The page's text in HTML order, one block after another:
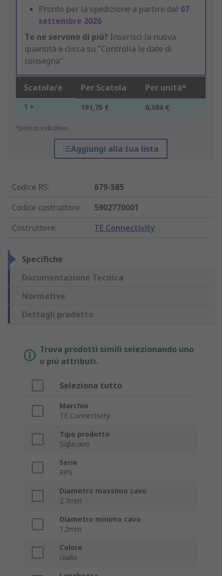
Pronto per la spedizione a partire dal 07
settembre 2026
Te ne servono di più? Inserisci la nuova
quantità e clicca su "Controlla le date di
consegna".
Scatola/e Per Scatola Per unità*
1 + 191,75 € 0,384 €
*prezzo indicativo
Aggiungi alla tua lista
Codice RS:
679-585
Codice costruttore:
5902770001
Costruttore: TE Connectivity
Specifiche
Documentazione Tecnica
Normative
Dettagli prodotto
Trova prodotti simili selezionando uno
o più attributi.
Seleziona tutto
Marchio
TE Connectivity
Tipo prodotto
Siglacavo
Serie
RPS
Diametro massimo cavo
2.7mm
Diametro minimo cavo
1.2mm
Colore
Giallo